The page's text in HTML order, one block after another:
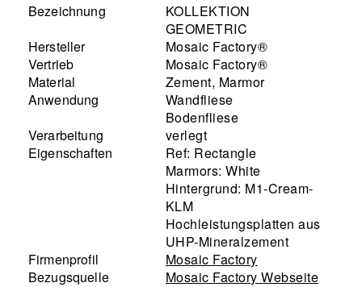
Bezeichnung
KOLLEKTION
GEOMETRIC
Hersteller
Mosaic Factory®
Vertrieb
Mosaic Factory®
Material
Zement, Marmor
Anwendung
Wandfliese
Bodenfliese
Verarbeitung
verlegt
Eigenschaften
Ref: Rectangle
Marmors: White
Hintergrund: M1-Cream-
KLM
Hochleistungsplatten aus
UHP-Mineralzement
Firmenprofil
Mosaic Factory
Bezugsquelle
Mosaic Factory Webseite